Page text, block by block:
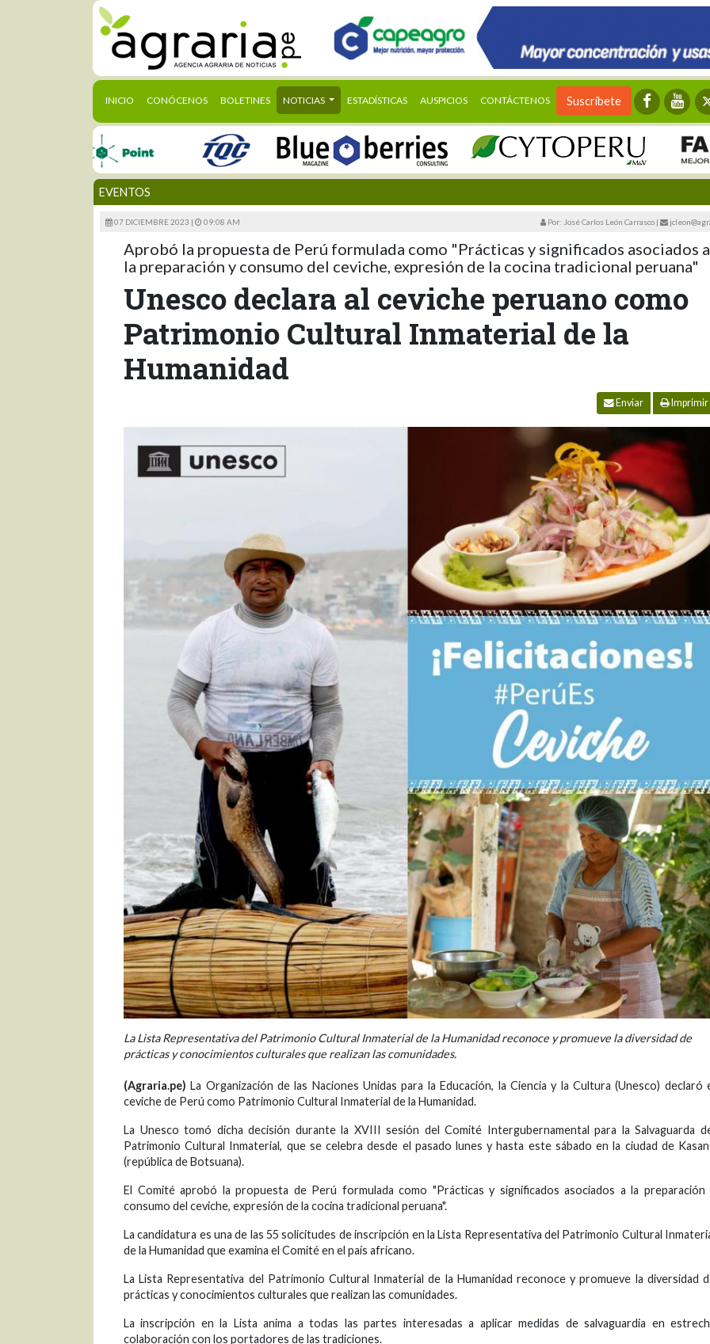
INICIO (CURRENT)
CONÓCENOS BOLETINES NOTICIAS ESTADÍSTICAS AUSPICIOS CONTÁCTENOS Suscríbete
EVENTOS
07 DICIEMBRE 2023 | 09:08 AM Por: José Carlos León Carrasco |
Aprobó la propuesta de Perú formulada como "Prácticas y significados asociados a
la preparación y consumo del ceviche, expresión de la cocina tradicional peruana"
Unesco declara al ceviche peruano como
Patrimonio Cultural Inmaterial de la
Humanidad
Enviar Imprimir
La Lista Representativa del Patrimonio Cultural Inmaterial de la Humanidad reconoce y promueve la diversidad de
prácticas y conocimientos culturales que realizan las comunidades.
(Agraria.pe) La Organización de las Naciones Unidas para la Educación, la Ciencia y la Cultura (Unesco) declaró
ceviche de Perú como Patrimonio Cultural Inmaterial de la Humanidad.
La Unesco tomó dicha decisión durante la XVIII sesión del Comité Intergubernamental para la Salvaguarda
Patrimonio Cultural Inmaterial, que se celebra desde el pasado lunes y hasta este sábado en la ciudad de
(república de Botsuana).
El Comité aprobó la propuesta de Perú formulada como "Prácticas y significados asociados a la preparación
consumo del ceviche, expresión de la cocina tradicional peruana".
La candidatura es una de las 55 solicitudes de inscripción en la Lista Representativa del Patrimonio Cultural
de la Humanidad que examina el Comité en el país africano.
La Lista Representativa del Patrimonio Cultural Inmaterial de la Humanidad reconoce y promueve la diversidad
prácticas y conocimientos culturales que realizan las comunidades.
La inscripción en la Lista anima a todas las partes interesadas a aplicar medidas de salvaguardia en
colaboración con los portadores de las tradiciones.